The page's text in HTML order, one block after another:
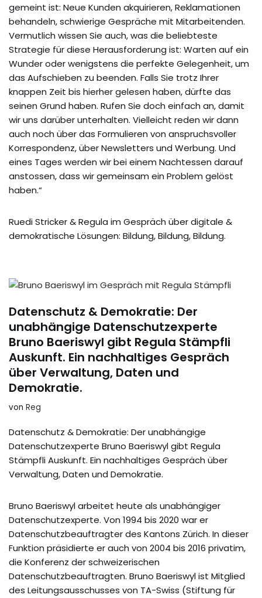
gemeint ist: Neue Kunden akquirieren, Reklamationen
behandeln, schwierige Gespräche mit Mitarbeitenden.
Vermutlich wissen Sie auch, was die beliebteste
Strategie für diese Herausforderung ist: Warten auf ein
Wunder oder wenigstens die perfekte Gelegenheit, um
das Aufschieben zu beenden. Falls Sie trotz Ihrer
knappen Zeit bis hierher gelesen haben, dürfte das
seinen Grund haben. Rufen Sie doch einfach an, damit
wir uns darüber unterhalten. Vielleicht reden wir dann
auch noch über das Formulieren von anspruchsvoller
Korrespondenz, über Newsletters und Werbung. Und
eines Tages werden wir bei einem Nachtessen darauf
anstossen, dass wir gemeinsam ein Problem gelöst
haben.“
Ruedi Stricker & Regula im Gespräch über digitale &
demokratische Lösungen: Bildung, Bildung, Bildung.
Datenschutz & Demokratie: Der
unabhängige Datenschutzexperte
Bruno Baeriswyl gibt Regula Stämpfli
Auskunft. Ein nachhaltiges Gespräch
über Verwaltung, Daten und
Demokratie.
von Reg
Datenschutz & Demokratie: Der unabhängige
Datenschutzexperte Bruno Baeriswyl gibt Regula
Stämpfli Auskunft. Ein nachhaltiges Gespräch über
Verwaltung, Daten und Demokratie.
Bruno Baeriswyl arbeitet heute als unabhängiger
Datenschutzexperte. Von 1994 bis 2020 war er
Datenschutzbeauftragter des Kantons Zürich. In dieser
Funktion präsidierte er auch von 2004 bis 2016 privatim,
die Konferenz der schweizerischen
Datenschutzbeauftragten. Bruno Baeriswyl ist Mitglied
des Leitungsausschusses von TA-Swiss (Stiftung für